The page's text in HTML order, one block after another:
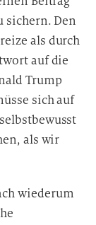
sichern. Den
als durch
auf die
Trump
sich auf
als wir
wiederum